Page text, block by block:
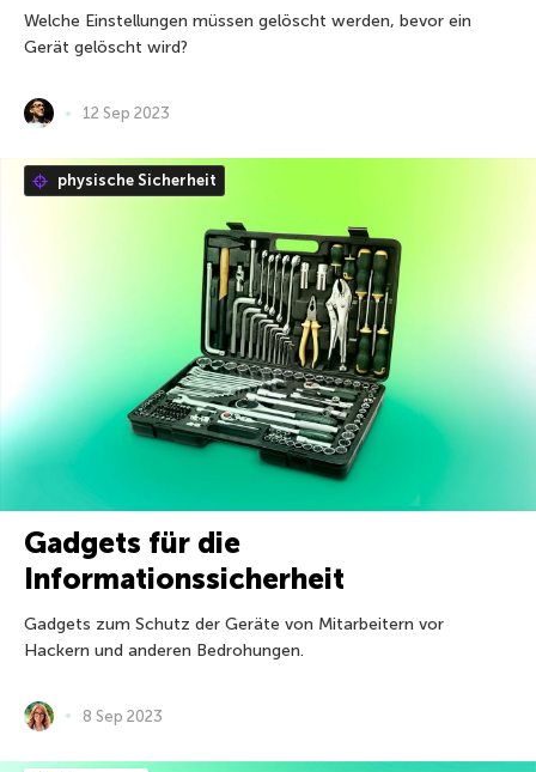
Welche Einstellungen müssen gelöscht werden, bevor ein
Gerät gelöscht wird?
12 Sep 2023
physische Sicherheit
Gadgets für die
Informationssicherheit
Gadgets zum Schutz der Geräte von Mitarbeitern vor
Hackern und anderen Bedrohungen.
8 Sep 2023